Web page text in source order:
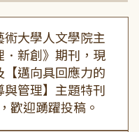
術大學人文學院主
新創》期刊，現
邁向具回應力的
管理】主題特刊
歡迎踴躍投稿。